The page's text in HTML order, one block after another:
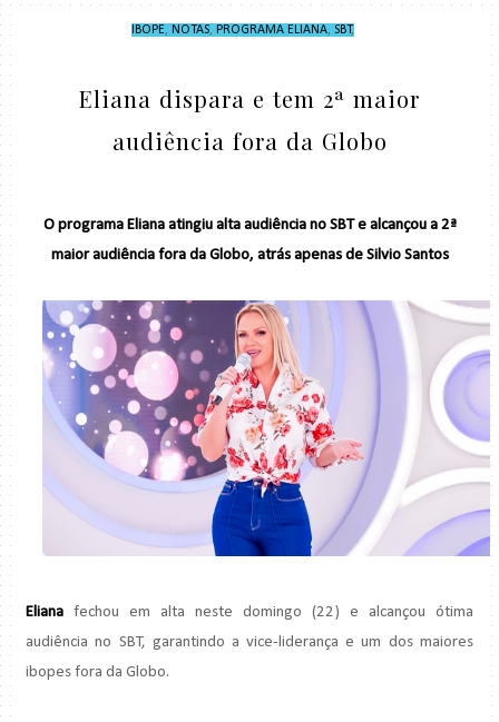
IBOPE, NOTAS, PROGRAMA ELIANA, SBT,
Eliana dispara e tem 2ª maior
audiência fora da Globo
O programa Eliana atingiu alta audiência no SBT e alcançou a 2ª
maior audiência fora da Globo, atrás apenas de Silvio Santos
Eliana fechou em alta neste domingo (22) e alcançou ótima
audiência no SBT, garantindo a vice-liderança e um dos maiores
ibopes fora da Globo.